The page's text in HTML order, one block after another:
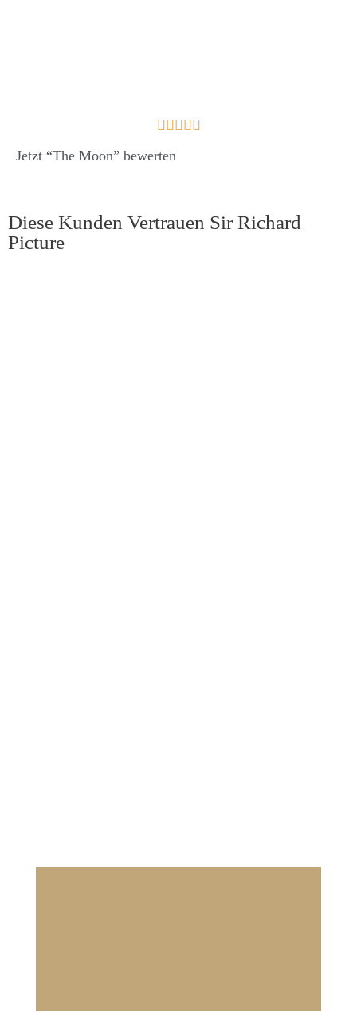

Jetzt “The Moon” bewerten
Diese Kunden Vertrauen Sir Richard
Picture